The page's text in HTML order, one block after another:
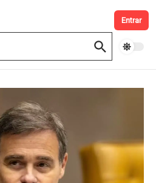
Entrar